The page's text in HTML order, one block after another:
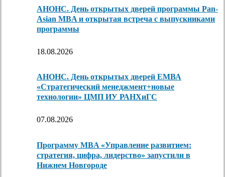
АНОНС. День открытых дверей программы Pan-
Asian MBA и открытая встреча с выпускниками
программы
18.08.2026
АНОНС. День открытых дверей ЕМВА
«Стратегический менеджмент+новые
технологии» ЦМП ИУ РАНХиГС
07.08.2026
Программу MBA «Управление развитием:
стратегия, цифра, лидерство» запустили в
Нижнем Новгороде